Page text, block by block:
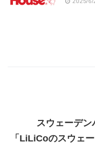
スウェーデン
「 LiLiCoのスウェー